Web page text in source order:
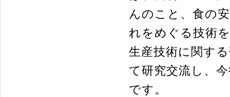
んのこと、食の
れをめぐる技術
生産技術に関す
て研究交流し、
です。